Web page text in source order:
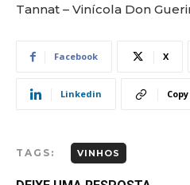
Tannat – Vinícola Don
Facebook X
Linkedin
TAGS: VINHOS